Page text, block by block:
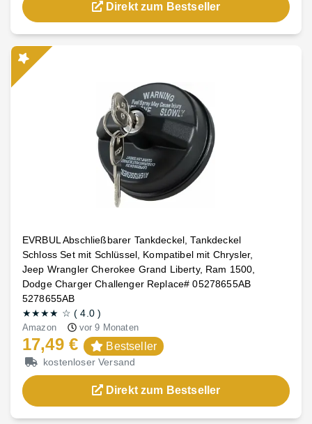
Direkt zum Bestseller
EVRBUL Abschließbarer Tankdeckel, Tankdeckel
Schloss Set mit Schlüssel, Kompatibel mit Chrysler,
Jeep Wrangler Cherokee Grand Liberty, Ram 1500,
Dodge Charger Challenger Replace# 05278655AB
5278655AB
★★★★ ☆ (4.0)
Amazon vor 9 Monaten
17,49 € Bestseller
kostenloser Versand
Direkt zum Bestseller